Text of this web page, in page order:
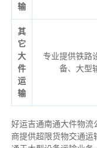
输
其
它
大
件
运
输
专业提供铁路
备、大型
好运吉通南通大件物流
商提供超限货物交通